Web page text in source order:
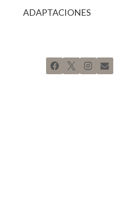
ADAPTACIONES